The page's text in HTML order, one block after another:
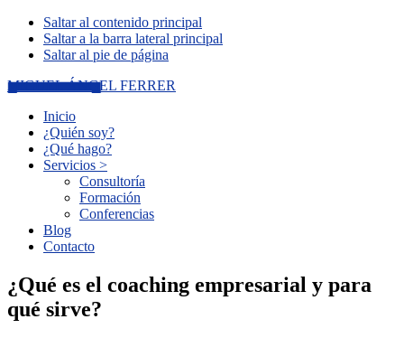
Saltar al contenido principal
Saltar a la barra lateral principal
Saltar al pie de página
MIGUEL ÁNGEL FERRER
Inicio
¿Quién soy?
¿Qué hago?
Servicios >
Consultoría
Formación
Conferencias
Blog
Contacto
¿Qué es el coaching empresarial y para
qué sirve?